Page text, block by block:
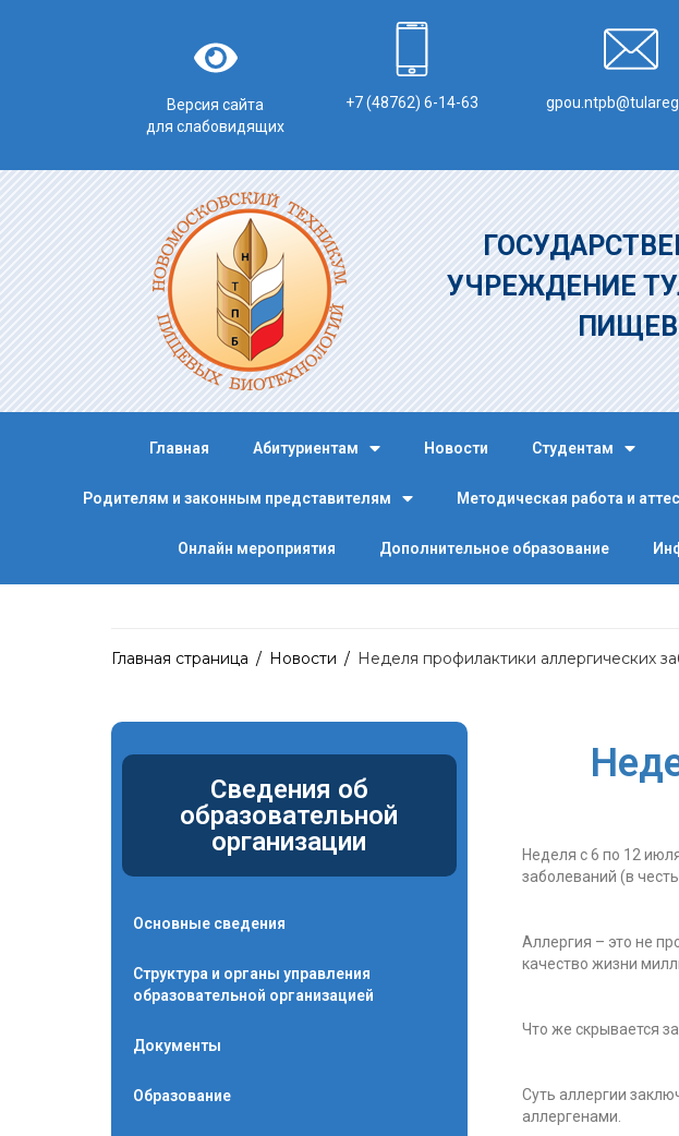
Версия сайта
для слабовидящих
+7 (48762) 6-14-63
УЧРЕЖДЕНИЕ
Главная Абитуриентам Новости Студентам
Родителям и законным представителям Методическая работа и
Онлайн мероприятия Дополнительное образование
Главная страница / Новости / Неделя профилактики аллергических
Сведения об
образовательной
организации
Основные сведения
Структура и органы управления
образовательной организацией
Документы
Образование
Неделя с 6 по 12
заболеваний (в
Аллергия – это не
качество жизни
Что же скрывается
Суть аллергии
аллергенами.